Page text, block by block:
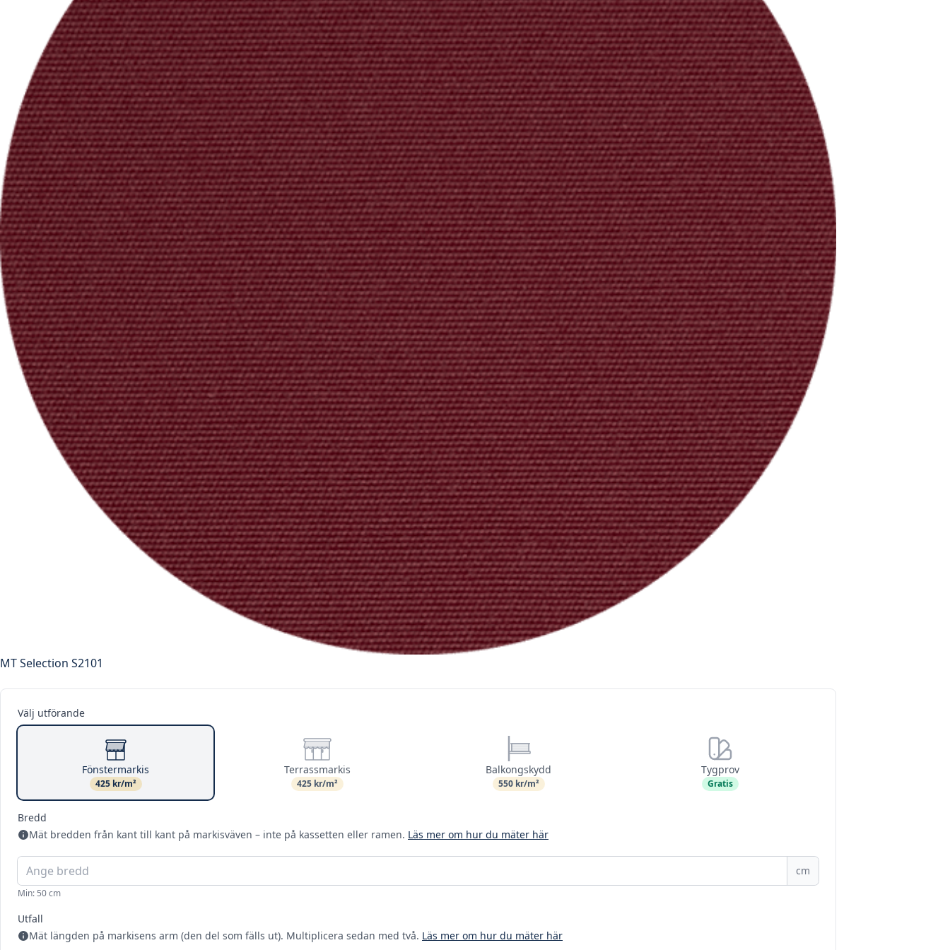
MT Selection S2101
Välj utförande
Fönstermarkis
425 kr/m²
Terrassmarkis
425 kr/m²
Balkongskydd
550 kr/m²
Tygprov
Gratis
Bredd
Mät bredden från kant till kant på markisväven – inte på kassetten eller ramen. Läs mer om hur du mäter här
cm
Min: 50 cm
Utfall
Mät längden på markisens arm (den del som fälls ut). Multiplicera sedan med två. Läs mer om hur du mäter här